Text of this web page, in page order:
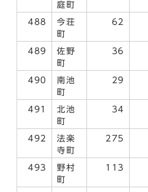
庭町
488
今荘
町
62
489
佐野
町
36
490
南池
町
29
491
北池
町
34
492
法楽
寺町
275
493
野村
町
113